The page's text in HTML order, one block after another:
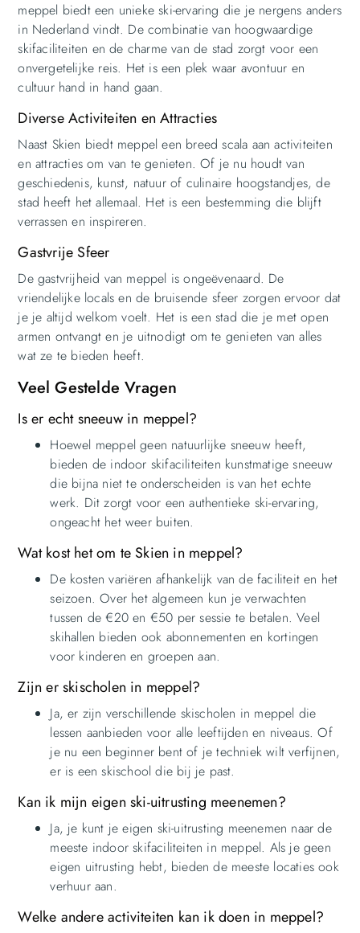
meppel biedt een unieke ski-ervaring die je nergens anders
in Nederland vindt. De combinatie van hoogwaardige
skifaciliteiten en de charme van de stad zorgt voor een
onvergetelijke reis. Het is een plek waar avontuur en
cultuur hand in hand gaan.
Diverse Activiteiten en Attracties
Naast Skien biedt meppel een breed scala aan activiteiten
en attracties om van te genieten. Of je nu houdt van
geschiedenis, kunst, natuur of culinaire hoogstandjes, de
stad heeft het allemaal. Het is een bestemming die blijft
verrassen en inspireren.
Gastvrije Sfeer
De gastvrijheid van meppel is ongeëvenaard. De
vriendelijke locals en de bruisende sfeer zorgen ervoor dat
je je altijd welkom voelt. Het is een stad die je met open
armen ontvangt en je uitnodigt om te genieten van alles
wat ze te bieden heeft.
Veel Gestelde Vragen
Is er echt sneeuw in meppel?
Hoewel meppel geen natuurlijke sneeuw heeft,
bieden de indoor skifaciliteiten kunstmatige sneeuw
die bijna niet te onderscheiden is van het echte
werk. Dit zorgt voor een authentieke ski-ervaring,
ongeacht het weer buiten.
Wat kost het om te Skien in meppel?
De kosten variëren afhankelijk van de faciliteit en het
seizoen. Over het algemeen kun je verwachten
tussen de €20 en €50 per sessie te betalen. Veel
skihallen bieden ook abonnementen en kortingen
voor kinderen en groepen aan.
Zijn er skischolen in meppel?
Ja, er zijn verschillende skischolen in meppel die
lessen aanbieden voor alle leeftijden en niveaus. Of
je nu een beginner bent of je techniek wilt verfijnen,
er is een skischool die bij je past.
Kan ik mijn eigen ski-uitrusting meenemen?
Ja, je kunt je eigen ski-uitrusting meenemen naar de
meeste indoor skifaciliteiten in meppel. Als je geen
eigen uitrusting hebt, bieden de meeste locaties ook
verhuur aan.
Welke andere activiteiten kan ik doen in meppel?